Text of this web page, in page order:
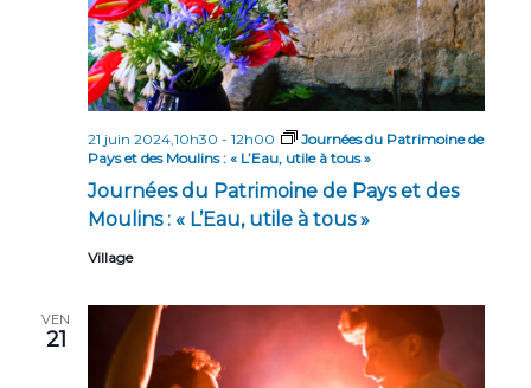
Journées du Patrimoine de Pays et des
Moulins : « L’Eau, utile à tous »
21 juin 2024,10h30 - 12h00
Journées du Patrimoine de
Pays et des Moulins : « L’Eau, utile à tous »
Village
VEN
21